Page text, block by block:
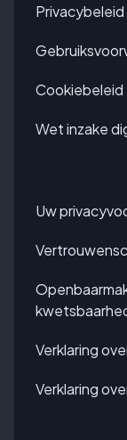
Privacybeleid
Cookiebeleid
Wet inzake
Uw
Verklaring
Verklaring